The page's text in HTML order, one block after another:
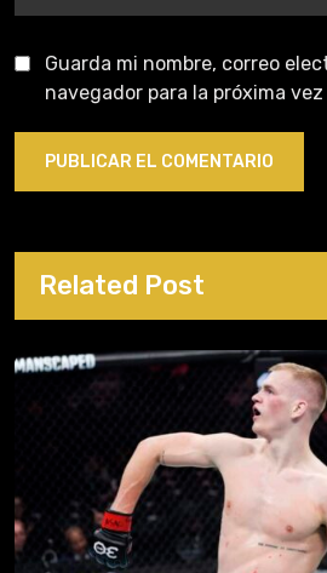
Guarda mi nombre, correo
navegador para la próxima
Related Post